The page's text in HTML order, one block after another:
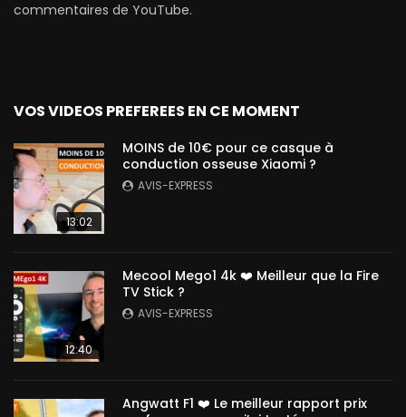
commentaires de YouTube.
VOS VIDEOS PREFEREES EN CE MOMENT
13:02
MOINS de 10€ pour ce casque à
conduction osseuse Xiaomi ?
AVIS-EXPRESS
12:40
Mecool Mego1 4k ❤️ Meilleur que la Fire
TV Stick ?
AVIS-EXPRESS
Angwatt F1 ❤️ Le meilleur rapport prix